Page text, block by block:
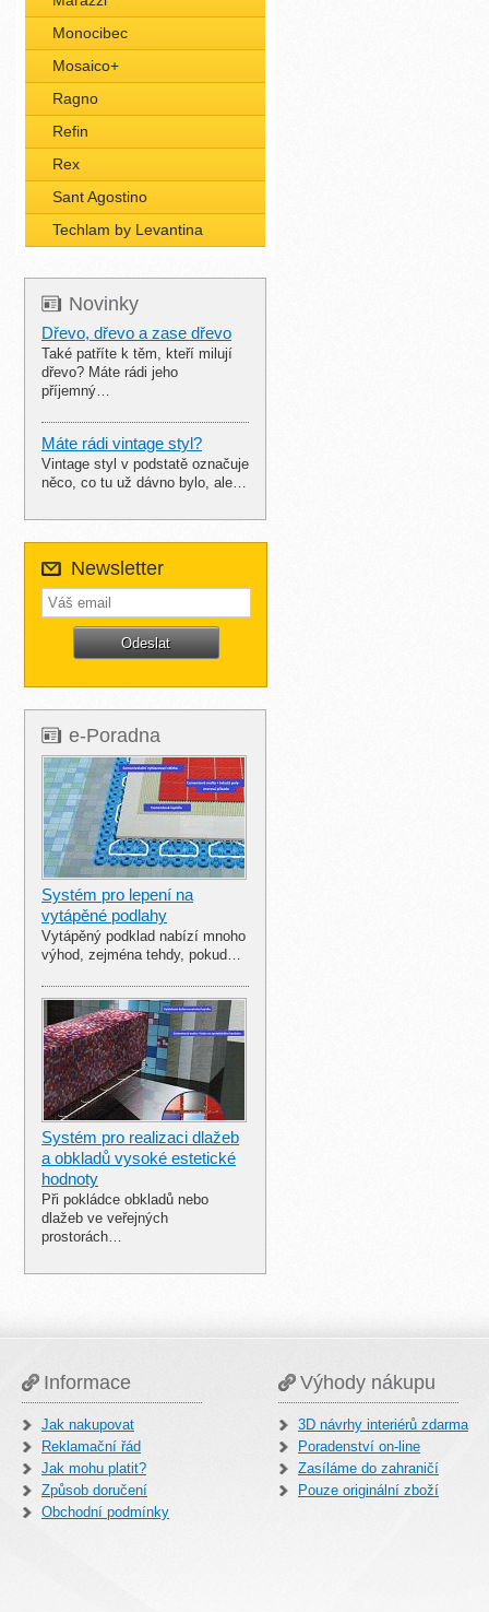
Monocibec
Mosaico+
Ragno
Refin
Rex
Sant Agostino
Techlam by Levantina
Novinky
Dřevo, dřevo a zase dřevo
Také patříte k těm, kteří milují
dřevo? Máte rádi jeho
příjemný…
Máte rádi vintage styl?
Vintage styl v podstatě označuje
něco, co tu už dávno bylo, ale…
Newsletter
e-Poradna
Systém pro lepení na
vytápěné podlahy
Vytápěný podklad nabízí mnoho
výhod, zejména tehdy, pokud…
Systém pro realizaci dlažeb
a obkladů vysoké estetické
hodnoty
Při pokládce obkladů nebo
dlažeb ve veřejných
prostorách…
Informace
Jak nakupovat
Reklamační řád
Jak mohu platit?
Způsob doručení
Obchodní podmínky
Výhody nákupu
3D návrhy interiérů zdarma
Poradenství on-line
Zasíláme do zahraničí
Pouze originální zboží